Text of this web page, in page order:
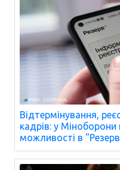
Відтермінування,
кадрів: у
можливості в